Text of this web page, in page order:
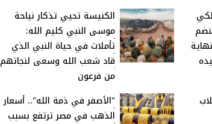
الكنيسة تحيي تذكار نياحة
موسى النبي كليم الله:
تأملات في حياة النبي الذي
قاد شعب الله وسعى لنجاتهم
من فرعون
"الأصفر في ذمة الله".. أسعار
الذهب في مصر ترتفع بسبب